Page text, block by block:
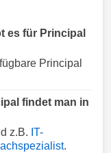
es für Principal
Principal
findet man in
z.B. IT-
.